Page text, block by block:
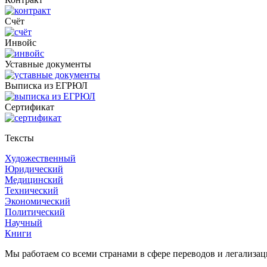
Счёт
Инвойс
Уставные документы
Выписка из ЕГРЮЛ
Cертификат
Тексты
Художественный
Юридический
Медицинский
Технический
Экономический
Политический
Научный
Книги
Мы работаем со всеми странами в сфере переводов и